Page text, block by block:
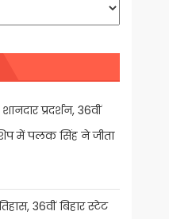
प्रदर्शन, 36वीं
में पलक सिंह ने जीता
36वीं बिहार स्टेट